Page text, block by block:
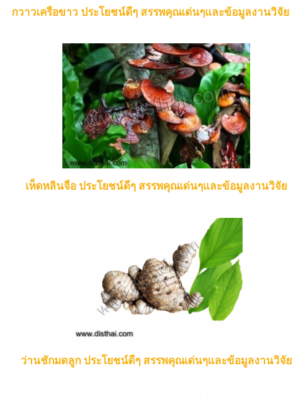
กวาวเครือขาว ประโยชน์ดีๆ สรรพคุณเด่นๆและข้อมูลงานวิจัย
เห็ดหลินจือ ประโยชน์ดีๆ สรรพคุณเด่นๆและข้อมูลงานวิจัย
ว่านชักมดลูก ประโยชน์ดีๆ สรรพคุณเด่นๆและข้อมูลงานวิจัย